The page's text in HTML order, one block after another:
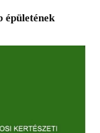
épületének